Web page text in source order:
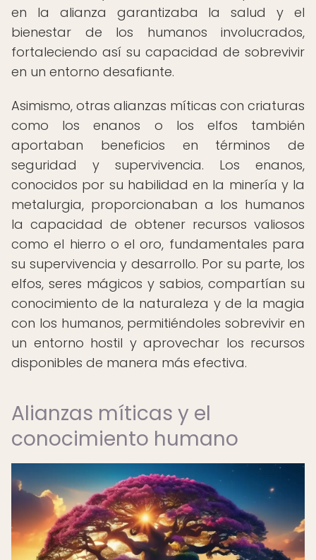
en la alianza garantizaba la salud y el
bienestar de los humanos involucrados,
fortaleciendo así su capacidad de sobrevivir
en un entorno desafiante.
Asimismo, otras alianzas míticas con criaturas
como los enanos o los elfos también
aportaban beneficios en términos de
seguridad y supervivencia. Los enanos,
conocidos por su habilidad en la minería y la
metalurgia, proporcionaban a los humanos
la capacidad de obtener recursos valiosos
como el hierro o el oro, fundamentales para
su supervivencia y desarrollo. Por su parte, los
elfos, seres mágicos y sabios, compartían su
conocimiento de la naturaleza y de la magia
con los humanos, permitiéndoles sobrevivir en
un entorno hostil y aprovechar los recursos
disponibles de manera más efectiva.
Alianzas míticas y el
conocimiento humano